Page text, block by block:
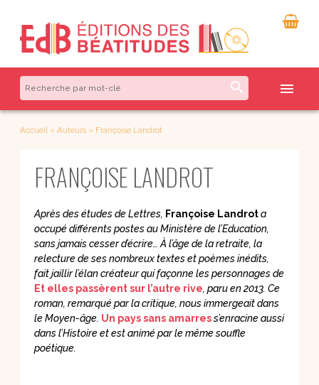
search menu
Accueil » Auteurs » Françoise Landrot
FRANÇOISE LANDROT
Après des études de Lettres, Françoise Landrota
occupé différents postes au Ministère de l’Education,
sans jamais cesser d’écrire… À l’âge de la retraite, la
relecture de ses nombreux textes et poèmes inédits,
fait jaillir l’élan créateur qui façonne les personnages de
Et elles passèrent sur l’autre rive, paru en 2013. Ce
roman, remarqué par la critique, nous immergeait dans
le Moyen-âge. Un pays sans amarress’enracine aussi
dans l’Histoire et est animé par le même souffle
poétique.